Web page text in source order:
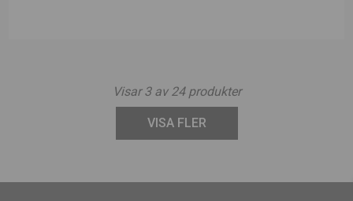
Visar3av 24produkter
VISA FLER